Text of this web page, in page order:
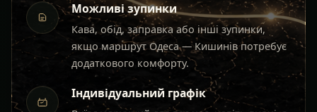
Можливі зупинки
Кава, обід, заправка або інші зупинки,
якщо маршрут Одеса — Кишинів потребує
додаткового комфорту.
Індивідуальний графік